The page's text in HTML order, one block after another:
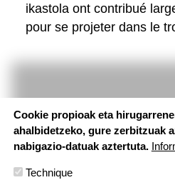
ikastola ont contribué
pour se projeter dans le
Cookie propioak eta
ahalbidetzeko, gure zerbitzuak
nabigazio-datuak aztertuta.
Technique